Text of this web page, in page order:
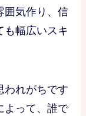
囲気作り、信
も幅広いスキ
われがちです
よって、誰で